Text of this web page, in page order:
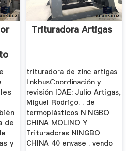
de
y
Trituradora Artigas
trituradora de zinc artigas
linkbusCoordinación y
revisión IDAE: Julio Artigas,
Miguel Rodrigo. . de
termoplásticos NINGBO
CHINA MOLINO Y
Trituradoras NINGBO
CHINA 40 envase . vendo